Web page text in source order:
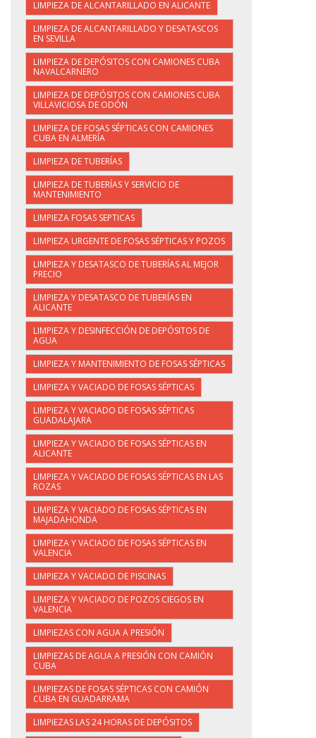
LIMPIEZA DE ALCANTARILLADO EN ALICANTE
LIMPIEZA DE ALCANTARILLADO Y DESATASCOS
EN SEVILLA
LIMPIEZA DE DEPÓSITOS CON CAMIONES CUBA
NAVALCARNERO
LIMPIEZA DE DEPÓSITOS CON CAMIONES CUBA
VILLAVICIOSA DE ODÓN
LIMPIEZA DE FOSAS SÉPTICAS CON CAMIONES
CUBA EN ALMERÍA
LIMPIEZA DE TUBERÍAS
LIMPIEZA DE TUBERÍAS Y SERVICIO DE
MANTENIMIENTO
LIMPIEZA FOSAS SEPTICAS
LIMPIEZA URGENTE DE FOSAS SÉPTICAS Y POZOS
LIMPIEZA Y DESATASCO DE TUBERÍAS AL MEJOR
PRECIO
LIMPIEZA Y DESATASCO DE TUBERÍAS EN
ALICANTE
LIMPIEZA Y DESINFECCIÓN DE DEPÓSITOS DE
AGUA
LIMPIEZA Y MANTENIMIENTO DE FOSAS SÉPTICAS
LIMPIEZA Y VACIADO DE FOSAS SÉPTICAS
LIMPIEZA Y VACIADO DE FOSAS SÉPTICAS
GUADALAJARA
LIMPIEZA Y VACIADO DE FOSAS SÉPTICAS EN
ALICANTE
LIMPIEZA Y VACIADO DE FOSAS SÉPTICAS EN LAS
ROZAS
LIMPIEZA Y VACIADO DE FOSAS SÉPTICAS EN
MAJADAHONDA
LIMPIEZA Y VACIADO DE FOSAS SÉPTICAS EN
VALENCIA
LIMPIEZA Y VACIADO DE PISCINAS
LIMPIEZA Y VACIADO DE POZOS CIEGOS EN
VALENCIA
LIMPIEZAS CON AGUA A PRESIÓN
LIMPIEZAS DE AGUA A PRESIÓN CON CAMIÓN
CUBA
LIMPIEZAS DE FOSAS SÉPTICAS CON CAMIÓN
CUBA EN GUADARRAMA
LIMPIEZAS LAS 24 HORAS DE DEPÓSITOS